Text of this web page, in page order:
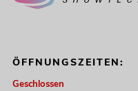
ÖFFNUNGSZEITEN:
Geschlossen